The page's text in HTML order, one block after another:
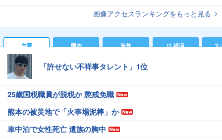
画像アクセスランキングをもっと見る
主要 国内 海外 IT 経済 ス
「許せない不祥事タレント」1位
25歳国税職員が脱税か 懲戒免職
熊本の被災地で「火事場泥棒」か
車中泊で女性死亡 遺族の胸中